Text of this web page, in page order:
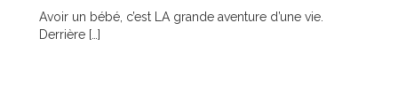
Avoir un bébé, c’est LA grande aventure d’une vie.
Derrière […]